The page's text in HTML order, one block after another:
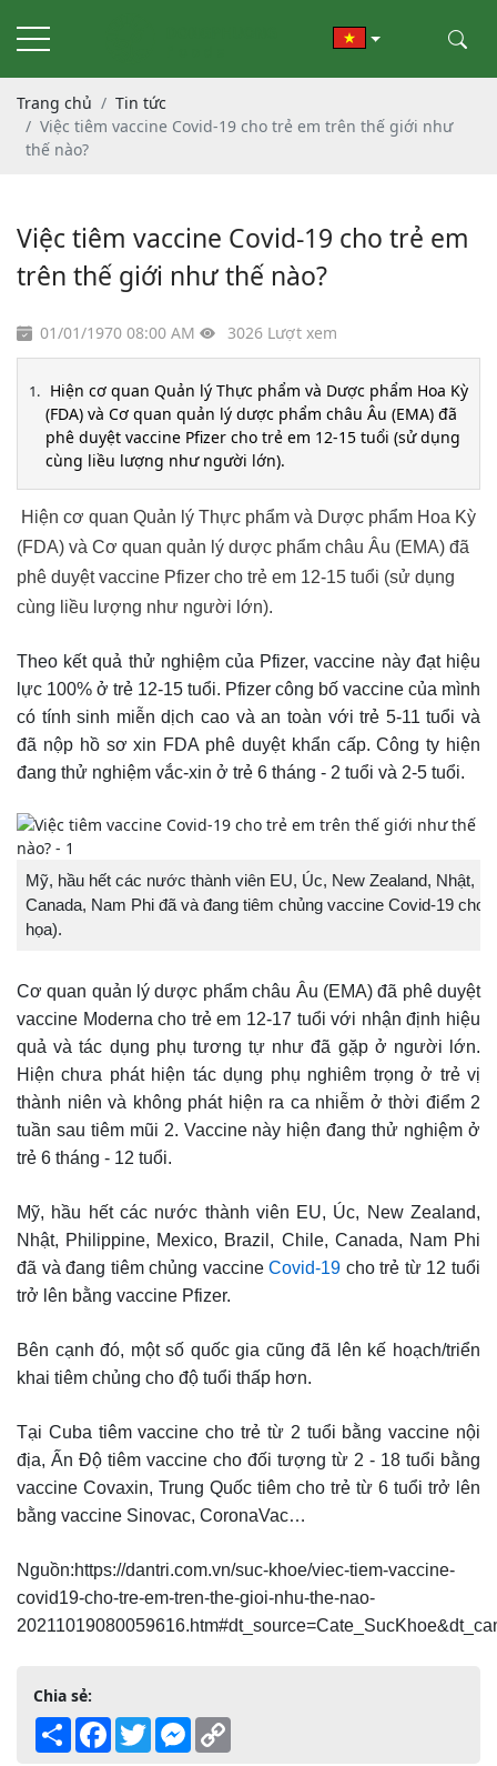
Trang chủ
Tin tức
Việc tiêm vaccine Covid-19 cho trẻ em trên thế giới như
thế nào?
Việc tiêm vaccine Covid-19 cho trẻ em
trên thế giới như thế nào?
01/01/1970 08:00 AM 3026 Lượt xem
Hiện cơ quan Quản lý Thực phẩm và Dược phẩm Hoa Kỳ
(FDA) và Cơ quan quản lý dược phẩm châu Âu (EMA) đã
phê duyệt vaccine Pfizer cho trẻ em 12-15 tuổi (sử dụng
cùng liều lượng như người lớn).
Hiện cơ quan Quản lý Thực phẩm và Dược phẩm Hoa Kỳ
(FDA) và Cơ quan quản lý dược phẩm châu Âu (EMA) đã
phê duyệt vaccine Pfizer cho trẻ em 12-15 tuổi (sử dụng
cùng liều lượng như người lớn).
Theo kết quả thử nghiệm của Pfizer, vaccine này đạt hiệu
lực 100% ở trẻ 12-15 tuổi. Pfizer công bố vaccine của mình
có tính sinh miễn dịch cao và an toàn với trẻ 5-11 tuổi và
đã nộp hồ sơ xin FDA phê duyệt khẩn cấp. Công ty hiện
đang thử nghiệm vắc-xin ở trẻ 6 tháng - 2 tuổi và 2-5 tuổi.
Mỹ, hầu hết các nước thành viên EU, Úc, New Zealand, Nhật,
Canada, Nam Phi đã và đang tiêm chủng vaccine Covid-19 cho
họa).
Cơ quan quản lý dược phẩm châu Âu (EMA) đã phê duyệt
vaccine Moderna cho trẻ em 12-17 tuổi với nhận định hiệu
quả và tác dụng phụ tương tự như đã gặp ở người lớn.
Hiện chưa phát hiện tác dụng phụ nghiêm trọng ở trẻ vị
thành niên và không phát hiện ra ca nhiễm ở thời điểm 2
tuần sau tiêm mũi 2. Vaccine này hiện đang thử nghiệm ở
trẻ 6 tháng - 12 tuổi.
Mỹ, hầu hết các nước thành viên EU, Úc, New Zealand,
Nhật, Philippine, Mexico, Brazil, Chile, Canada, Nam Phi
đã và đang tiêm chủng vaccineCovid-19 cho trẻ từ 12 tuổi
trở lên bằng vaccine Pfizer.
Bên cạnh đó, một số quốc gia cũng đã lên kế hoạch/triển
khai tiêm chủng cho độ tuổi thấp hơn.
Tại Cuba tiêm vaccine cho trẻ từ 2 tuổi bằng vaccine nội
địa, Ấn Độ tiêm vaccine cho đối tượng từ 2 - 18 tuổi bằng
vaccine Covaxin, Trung Quốc tiêm cho trẻ từ 6 tuổi trở lên
bằng vaccine Sinovac, CoronaVac…
Nguồn:https://dantri.com.vn/suc-khoe/viec-tiem-vaccine-
covid19-cho-tre-em-tren-the-gioi-nhu-the-nao-
Chia sẻ:
Share Facebook
TwitterMessenger